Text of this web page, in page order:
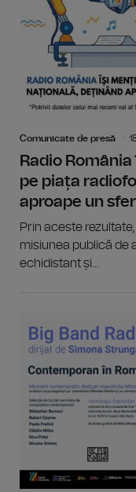
Comunicate de presă
Radio
pe piața
aproape un
Prin aceste
misiunea publică de
echidistant și...